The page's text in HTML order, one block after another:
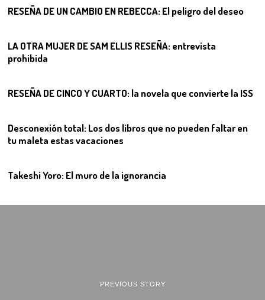
RESEÑA DE UN CAMBIO EN REBECCA: El peligro del deseo
09
LA OTRA MUJER DE SAM ELLIS RESEÑA: entrevista
prohibida
RESEÑA DE CINCO Y CUARTO: la novela que convierte la ISS
11
Desconexión total: Los dos libros que no pueden faltar en
tu maleta estas vacaciones
Takeshi Yoro: El muro de la ignorancia
PREVIOUS STORY